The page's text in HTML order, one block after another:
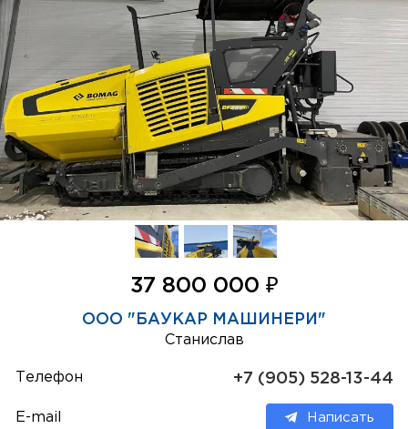
37 800 000 ₽
ООО "БАУКАР МАШИНЕРИ"
Станислав
Телефон +7 (905) 528-13-44
E-mail Написать